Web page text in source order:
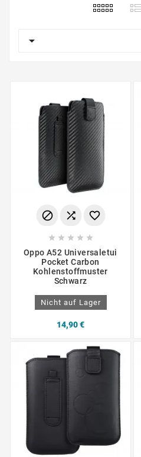

  
    
Oppo A52 Universaletui
Pocket Carbon
Kohlenstoffmuster
Schwarz
Nicht auf Lager
14,90 €